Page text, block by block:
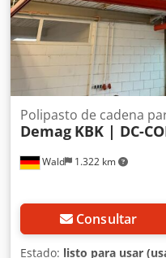
Wald 1.322 km
Polipasto de cadena
Demag KBK | DC-
Consultar
Estado: listo para usar